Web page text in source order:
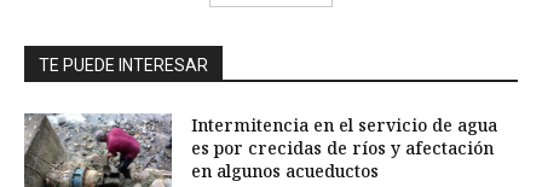
TE PUEDE INTERESAR
Intermitencia en el servicio de agua
es por crecidas de ríos y afectación
en algunos acueductos